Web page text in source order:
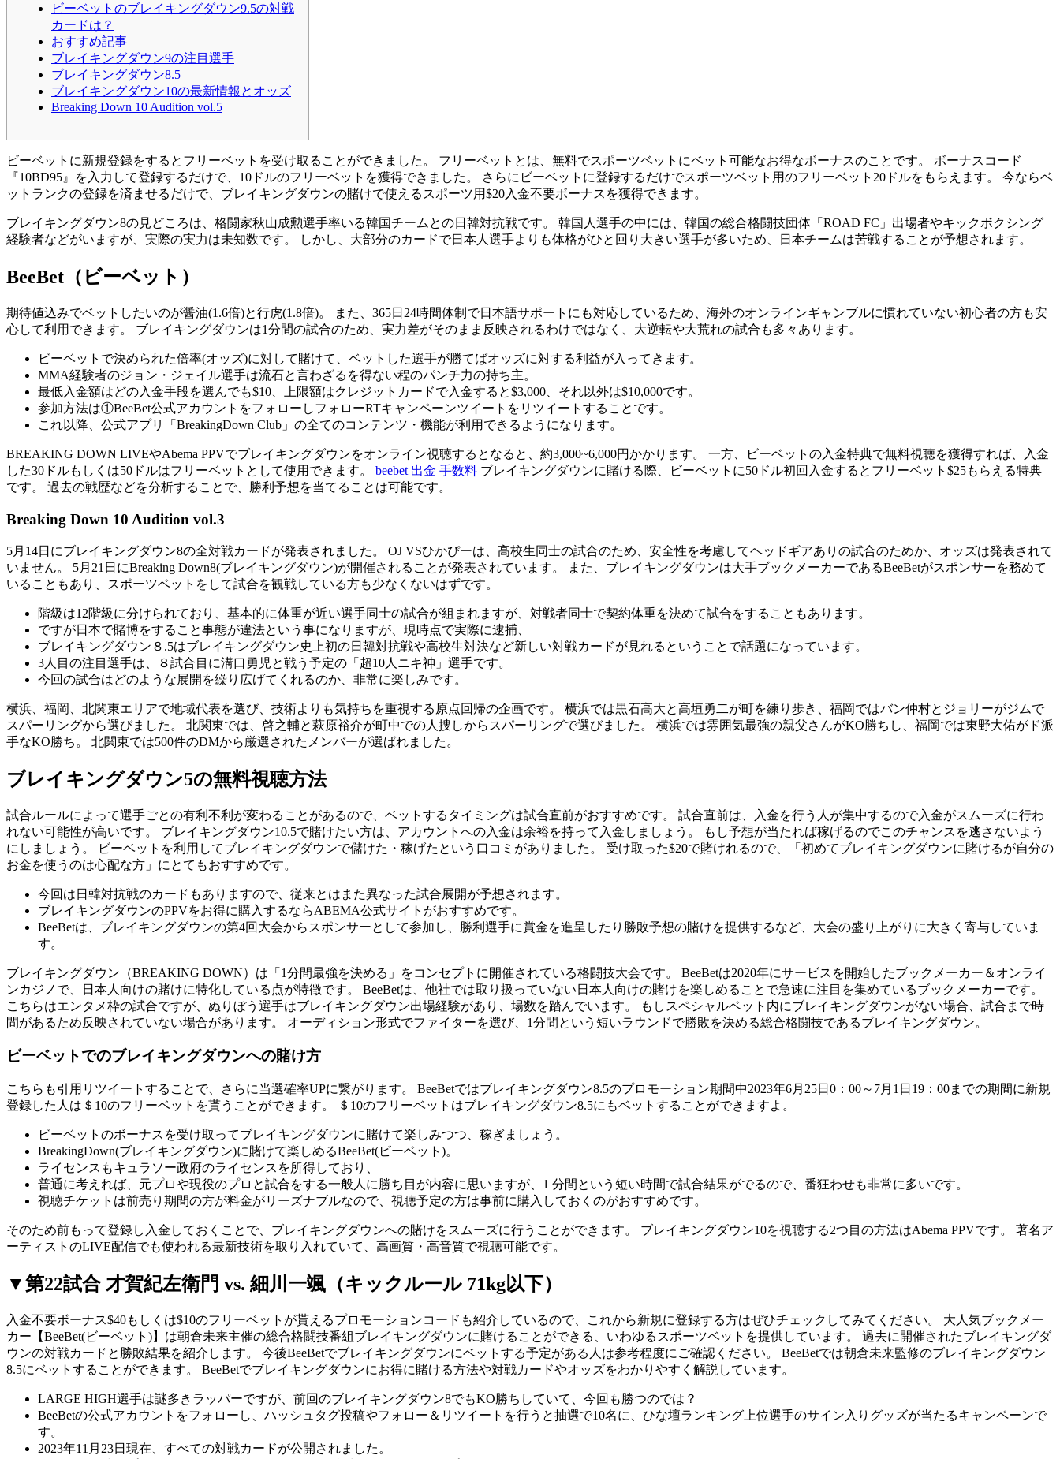
ビーベットのブレイキングダウン9.5の対戦
カードは？
おすすめ記事
ブレイキングダウン9の注目選手
ブレイキングダウン8.5
ブレイキングダウン10の最新情報とオッズ
Breaking Down 10 Audition vol.5
ビーベットに新規登録をするとフリーベットを受け取ることができました。 フリーベットとは、無料でスポーツベットにベット可能なお得なボーナスのことです。 ボーナスコード
『10BD95』を入力して登録するだけで、10ドルのフリーベットを獲得できました。 さらにビーベットに登録するだけでスポーツベット用のフリーベット20ドルをもらえます。 今ならベ
ットランクの登録を済ませるだけで、ブレイキングダウンの賭けで使えるスポーツ用$20入金不要ボーナスを獲得できます。
ブレイキングダウン8の見どころは、格闘家秋山成勲選手率いる韓国チームとの日韓対抗戦です。 韓国人選手の中には、韓国の総合格闘技団体「ROAD FC」出場者やキックボクシング
経験者などがいますが、実際の実力は未知数です。 しかし、大部分のカードで日本人選手よりも体格がひと回り大きい選手が多いため、日本チームは苦戦することが予想されます。
BeeBet（ビーベット）
期待値込みでベットしたいのが醤油(1.6倍)と行虎(1.8倍)。 また、365日24時間体制で日本語サポートにも対応しているため、海外のオンラインギャンブルに慣れていない初心者の方も安
心して利用できます。 ブレイキングダウンは1分間の試合のため、実力差がそのまま反映されるわけではなく、大逆転や大荒れの試合も多々あります。
ビーベットで決められた倍率(オッズ)に対して賭けて、ベットした選手が勝てばオッズに対する利益が入ってきます。
MMA経験者のジョン・ジェイル選手は流石と言わざるを得ない程のパンチ力の持ち主。
最低入金額はどの入金手段を選んでも$10、上限額はクレジットカードで入金すると$3,000、それ以外は$10,000です。
参加方法は①BeeBet公式アカウントをフォローしフォローRTキャンペーンツイートをリツイートすることです。
これ以降、公式アプリ「BreakingDown Club」の全てのコンテンツ・機能が利用できるようになります。
BREAKING DOWN LIVEやAbema PPVでブレイキングダウンをオンライン視聴するとなると、約3,000~6,000円かかります。 一方、ビーベットの入金特典で無料視聴を獲得すれば、入金
した30ドルもしくは50ドルはフリーベットとして使用できます。 beebet 出金 手数料 ブレイキングダウンに賭ける際、ビーベットに50ドル初回入金するとフリーベット$25もらえる特典
です。 過去の戦歴などを分析することで、勝利予想を当てることは可能です。
Breaking Down 10 Audition vol.3
5月14日にブレイキングダウン8の全対戦カードが発表されました。 OJ VSひかぴーは、高校生同士の試合のため、安全性を考慮してヘッドギアありの試合のためか、オッズは発表されて
いません。 5月21日にBreaking Down8(ブレイキングダウン)が開催されることが発表されています。 また、ブレイキングダウンは大手ブックメーカーであるBeeBetがスポンサーを務めて
いることもあり、スポーツベットをして試合を観戦している方も少なくないはずです。
階級は12階級に分けられており、基本的に体重が近い選手同士の試合が組まれますが、対戦者同士で契約体重を決めて試合をすることもあります。
ですが日本で賭博をすること事態が違法という事になりますが、現時点で実際に逮捕、
ブレイキングダウン８.5はブレイキングダウン史上初の日韓対抗戦や高校生対決など新しい対戦カードが見れるということで話題になっています。
3人目の注目選手は、８試合目に溝口勇児と戦う予定の「超10人ニキ神」選手です。
今回の試合はどのような展開を繰り広げてくれるのか、非常に楽しみです。
横浜、福岡、北関東エリアで地域代表を選び、技術よりも気持ちを重視する原点回帰の企画です。 横浜では黒石高大と高垣勇二が町を練り歩き、福岡ではバン仲村とジョリーがジムで
スパーリングから選びました。 北関東では、啓之輔と萩原裕介が町中での人捜しからスパーリングで選びました。 横浜では雰囲気最強の親父さんがKO勝ちし、福岡では東野大佑がド派
手なKO勝ち。 北関東では500件のDMから厳選されたメンバーが選ばれました。
ブレイキングダウン5の無料視聴方法
試合ルールによって選手ごとの有利不利が変わることがあるので、ベットするタイミングは試合直前がおすすめです。 試合直前は、入金を行う人が集中するので入金がスムーズに行わ
れない可能性が高いです。 ブレイキングダウン10.5で賭けたい方は、アカウントへの入金は余裕を持って入金しましょう。 もし予想が当たれば稼げるのでこのチャンスを逃さないよう
にしましょう。 ビーベットを利用してブレイキングダウンで儲けた・稼げたという口コミがありました。 受け取った$20で賭けれるので、「初めてブレイキングダウンに賭けるが自分の
お金を使うのは心配な方」にとてもおすすめです。
今回は日韓対抗戦のカードもありますので、従来とはまた異なった試合展開が予想されます。
ブレイキングダウンのPPVをお得に購入するならABEMA公式サイトがおすすめです。
BeeBetは、ブレイキングダウンの第4回大会からスポンサーとして参加し、勝利選手に賞金を進呈したり勝敗予想の賭けを提供するなど、大会の盛り上がりに大きく寄与していま
す。
ブレイキングダウン（BREAKING DOWN）は「1分間最強を決める」をコンセプトに開催されている格闘技大会です。 BeeBetは2020年にサービスを開始したブックメーカー＆オンライ
ンカジノで、日本人向けの賭けに特化している点が特徴です。 BeeBetは、他社では取り扱っていない日本人向けの賭けを楽しめることで急速に注目を集めているブックメーカーです。
こちらはエンタメ枠の試合ですが、ぬりぼう選手はブレイキングダウン出場経験があり、場数を踏んでいます。 もしスペシャルベット内にブレイキングダウンがない場合、試合まで時
間があるため反映されていない場合があります。 オーディション形式でファイターを選び、1分間という短いラウンドで勝敗を決める総合格闘技であるブレイキングダウン。
ビーベットでのブレイキングダウンへの賭け方
こちらも引用リツイートすることで、さらに当選確率UPに繋がります。 BeeBetではブレイキングダウン8.5のプロモーション期間中2023年6月25日0：00～7月1日19：00までの期間に新規
登録した人は＄10のフリーベットを貰うことができます。 ＄10のフリーベットはブレイキングダウン8.5にもベットすることができますよ。
ビーベットのボーナスを受け取ってブレイキングダウンに賭けて楽しみつつ、稼ぎましょう。
BreakingDown(ブレイキングダウン)に賭けて楽しめるBeeBet(ビーベット)。
ライセンスもキュラソー政府のライセンスを所得しており、
普通に考えれば、元プロや現役のプロと試合をする一般人に勝ち目が内容に思いますが、1 分間という短い時間で試合結果がでるので、番狂わせも非常に多いです。
視聴チケットは前売り期間の方が料金がリーズナブルなので、視聴予定の方は事前に購入しておくのがおすすめです。
そのため前もって登録し入金しておくことで、ブレイキングダウンへの賭けをスムーズに行うことができます。 ブレイキングダウン10を視聴する2つ目の方法はAbema PPVです。 著名ア
ーティストのLIVE配信でも使われる最新技術を取り入れていて、高画質・高音質で視聴可能です。
▼第22試合 才賀紀左衛門 vs. 細川一颯（キックルール 71kg以下）
入金不要ボーナス$40もしくは$10のフリーベットが貰えるプロモーションコードも紹介しているので、これから新規に登録する方はぜひチェックしてみてください。 大人気ブックメー
カー【BeeBet(ビーベット)】は朝倉未来主催の総合格闘技番組ブレイキングダウンに賭けることができる、いわゆるスポーツベットを提供しています。 過去に開催されたブレイキングダ
ウンの対戦カードと勝敗結果を紹介します。 今後BeeBetでブレイキングダウンにベットする予定がある人は参考程度にご確認ください。 BeeBetでは朝倉未来監修のブレイキングダウン
8.5にベットすることができます。 BeeBetでブレイキングダウンにお得に賭ける方法や対戦カードやオッズをわかりやすく解説しています。
LARGE HIGH選手は謎多きラッパーですが、前回のブレイキングダウン8でもKO勝ちしていて、今回も勝つのでは？
BeeBetの公式アカウントをフォローし、ハッシュタグ投稿やフォロー＆リツイートを行うと抽選で10名に、ひな壇ランキング上位選手のサイン入りグッズが当たるキャンペーンで
す。
2023年11月23日現在、すべての対戦カードが公開されました。